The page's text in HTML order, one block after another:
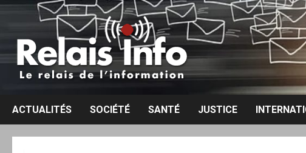
Aller
contenu
ACTUALITÉS SOCIÉTÉ SANTÉ JUSTICE